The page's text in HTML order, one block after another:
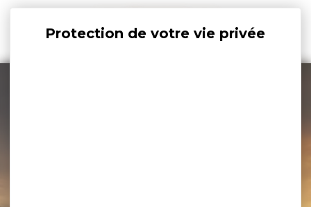
Panneau de gestion des cookies